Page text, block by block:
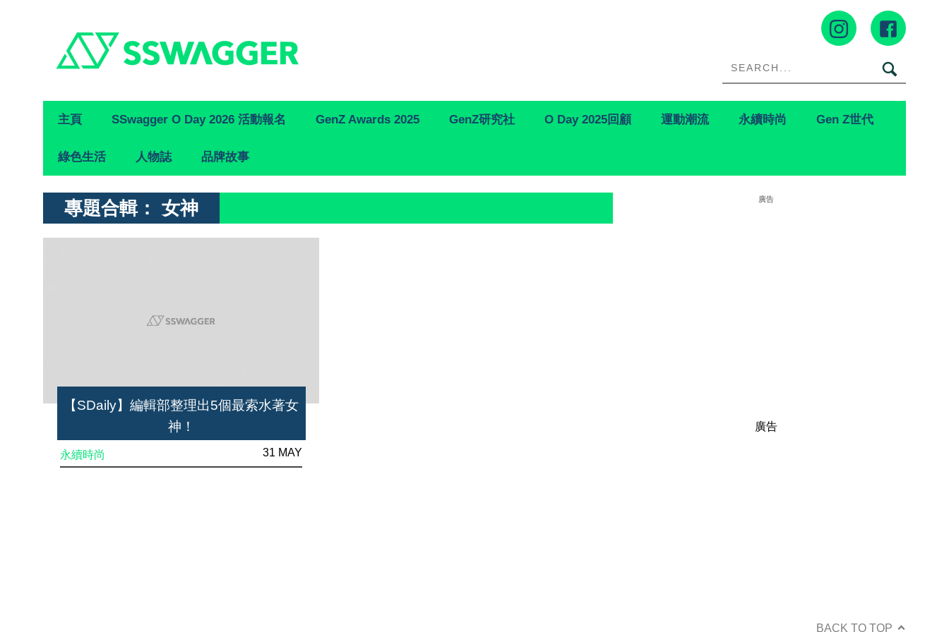
Primary
Navigation
主頁 SSwagger O Day 2026 活動報名 GenZ Awards 2025 GenZ研究社 O Day 2025回顧 運動潮流 永續時尚 Gen Z世代
綠色生活 人物誌 品牌故事
專題合輯： 女神
【SDaily】編輯部整理出5個最索水著女
神！
永續時尚 31 MAY
廣告
廣告
BACK TO TOP